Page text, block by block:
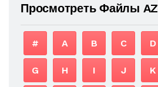
Просмотреть Файлы AZ
# A B C D
G H I J K